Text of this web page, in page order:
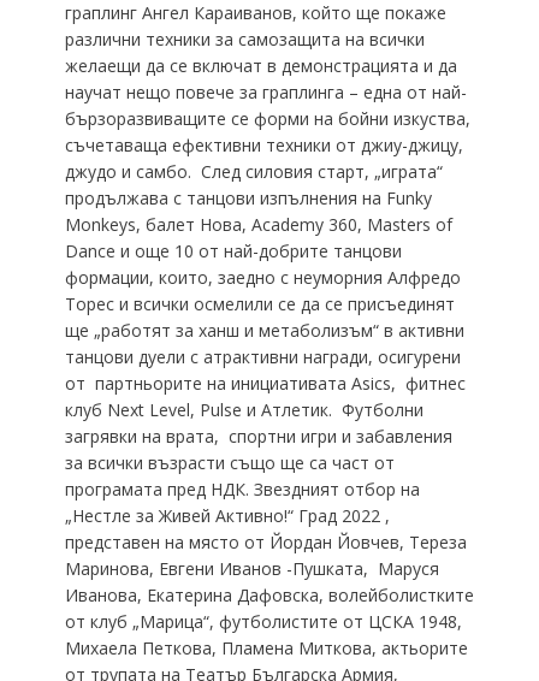
граплинг Ангел Караиванов, който ще покаже
различни техники за самозащита на всички
желаещи да се включат в демонстрацията и да
научат нещо повече за граплинга – една от най-
бързоразвиващите се форми на бойни изкуства,
съчетаваща ефективни техники от джиу-джицу,
джудо и самбо. След силовия старт, „играта“
продължава с танцови изпълнения на Funky
Monkeys, балет Нова, Academy 360, Masters of
Dance и още 10 от най-добрите танцови
формации, които, заедно с неуморния Алфредо
Торес и всички осмелили се да се присъединят
ще „работят за ханш и метаболизъм“ в активни
танцови дуели с атрактивни награди, осигурени
от партньорите на инициативата Asics, фитнес
клуб Next Level, Pulse и Атлетик. Футболни
загрявки на врата, спортни игри и забавления
за всички възрасти също ще са част от
програмата пред НДК. Звездният отбор на
„Нестле за Живей Активно!“ Град 2022 ,
представен на място от Йордан Йовчев, Тереза
Маринова, Евгени Иванов -Пушката, Маруся
Иванова, Екатерина Дафовска, волейболистките
от клуб „Марица“, футболистите от ЦСКА 1948,
Михаела Петкова, Пламена Миткова, актьорите
от трупата на Театър Българска Армия,